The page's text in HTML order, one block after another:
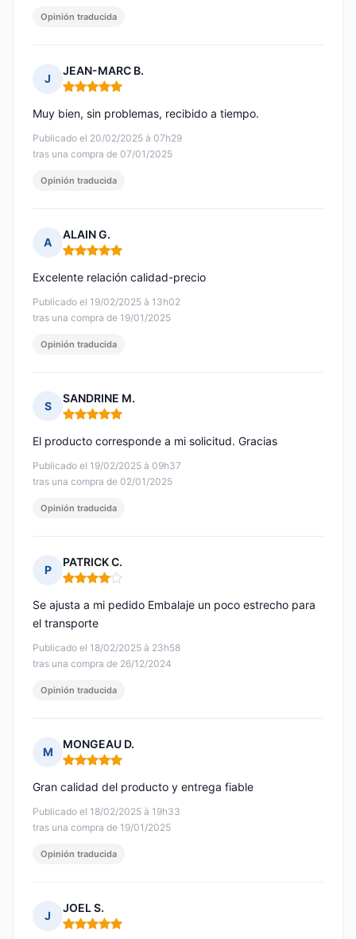
Opinión traducida
J
JEAN-MARC B.
Nota: 5 de 5
Publicado el 20/02/2025 à 07h29
tras una compra de 07/01/2025
Muy bien, sin problemas, recibido a tiempo.
Opinión traducida
A
ALAIN G.
Nota: 5 de 5
Publicado el 19/02/2025 à 13h02
tras una compra de 19/01/2025
Excelente relación calidad-precio
Opinión traducida
S
SANDRINE M.
Nota: 5 de 5
Publicado el 19/02/2025 à 09h37
tras una compra de 02/01/2025
El producto corresponde a mi solicitud. Gracias
Opinión traducida
P
PATRICK C.
Nota: 4 de 5
Publicado el 18/02/2025 à 23h58
tras una compra de 26/12/2024
Se ajusta a mi pedido Embalaje un poco estrecho para
el transporte
Opinión traducida
M
MONGEAU D.
Nota: 5 de 5
Publicado el 18/02/2025 à 19h33
tras una compra de 19/01/2025
Gran calidad del producto y entrega fiable
Opinión traducida
J
JOEL S.
Nota: 5 de 5